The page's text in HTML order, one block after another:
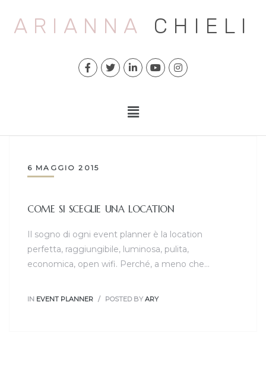
ARIANNA CHIELI
6 MAGGIO 2015
COME SI SCEGLIE UNA LOCATION
Il sogno di ogni event planner è la location
perfetta, raggiungibile, luminosa, pulita,
economica, open wifi. Perché, a meno che…
IN EVENT PLANNER POSTED BY ARY